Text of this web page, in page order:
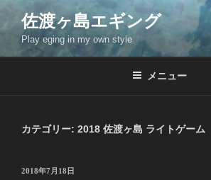
コ
ン
ン
佐渡ヶ島エギング
Play eging in my own style
メニュー
カテゴリー: 2018 佐渡ヶ島 ライトゲーム
投
2018年7月18日